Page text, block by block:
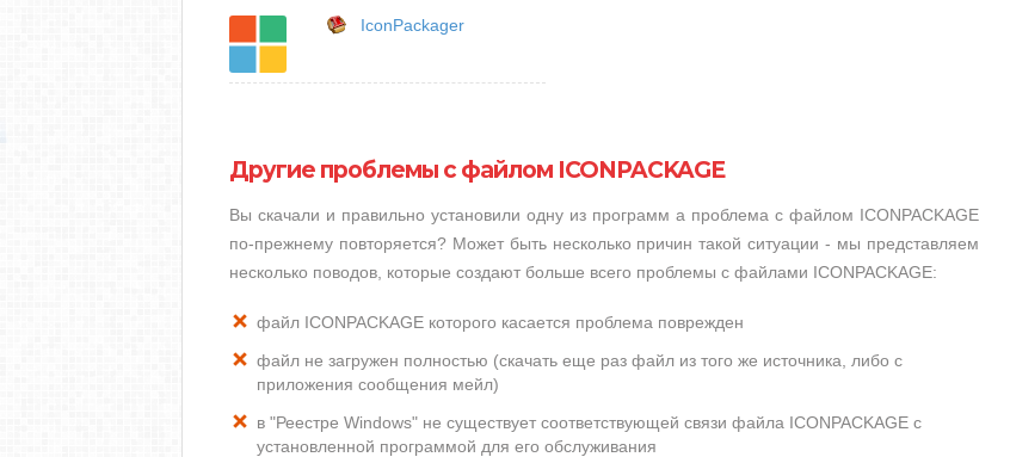
IconPackager
Другие проблемы с файлом ICONPACKAGE
Вы скачали и правильно установили одну из программ а проблема с файлом ICONPACKAGE
по-прежнему повторяется? Может быть несколько причин такой ситуации - мы представляем
несколько поводов, которые создают больше всего проблемы с файлами ICONPACKAGE:
файл ICONPACKAGE которого касается проблема поврежден
файл не загружен полностью (скачать еще раз файл из того же источника, либо с
приложения сообщения мейл)
в "Реестре Windows" не существует соответствующей связи файла ICONPACKAGE с
установленной программой для его обслуживания